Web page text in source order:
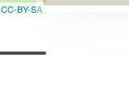
CC-BY-SA